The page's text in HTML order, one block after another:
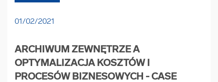
Niszczenie nośników informacji
01/02/2021
ARCHIWUM ZEWNĘTRZE A
OPTYMALIZACJA KOSZTÓW I
PROCESÓW BIZNESOWYCH - CASE